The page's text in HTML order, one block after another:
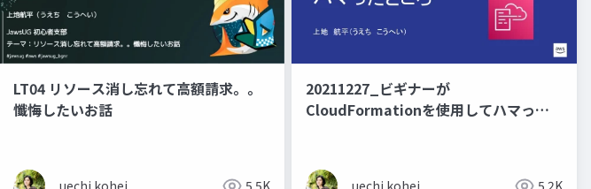
LT04 リソース消し忘れて高額請求。。
懺悔したいお話
20211227_ビギナーが
CloudFormationを使用してハマった